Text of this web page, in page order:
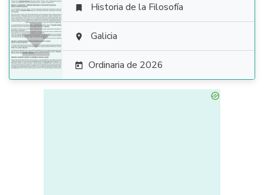

 Historia de la Filosofía
 Galicia
 Ordinaria de 2026